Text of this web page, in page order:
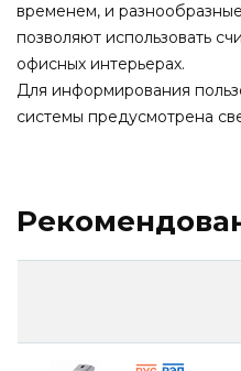
временем, и
позволяют использовать
офисных интерьерах.
Для информирования
системы предусмотрена